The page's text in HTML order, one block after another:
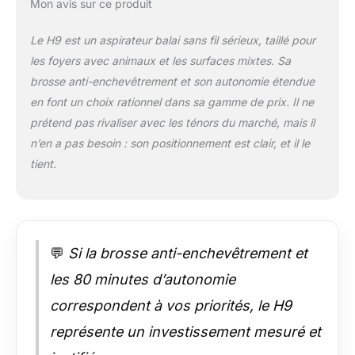
basse puissance, notre système
quelques secondes après l'extinction.
Cette innovation technique aspire les
derniers débris présents dans le tube,
empêchant efficacement tout reflux de
chaque passage. ÉCRAN TACTILE LED
vous alerte immédiatement en cas de
filtre HEPA, conduit). Un design
ergonomique adapté à tous les
utilisateurs. DESIGN AUTOPORTANT
PRATIQUE (FREESTANDING):
L'aspirateur tient debout tout seul ! Plus
Mon avis sur ce produit
Le H9 est un aspirateur balai sans fil sérieux, taillé pour
les foyers avec animaux et les surfaces mixtes. Sa
brosse anti-enchevêtrement et son autonomie étendue
en font un choix rationnel dans sa gamme de prix. Il ne
prétend pas rivaliser avec les ténors du marché, mais il
n’en a pas besoin : son positionnement est clair, et il le
tient.
💬 Si la brosse anti-enchevêtrement et
les 80 minutes d’autonomie
correspondent à vos priorités, le H9
représente un investissement mesuré et